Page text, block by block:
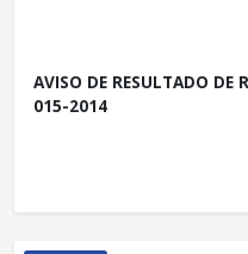
AVISO DE RESULTADO
015-2014